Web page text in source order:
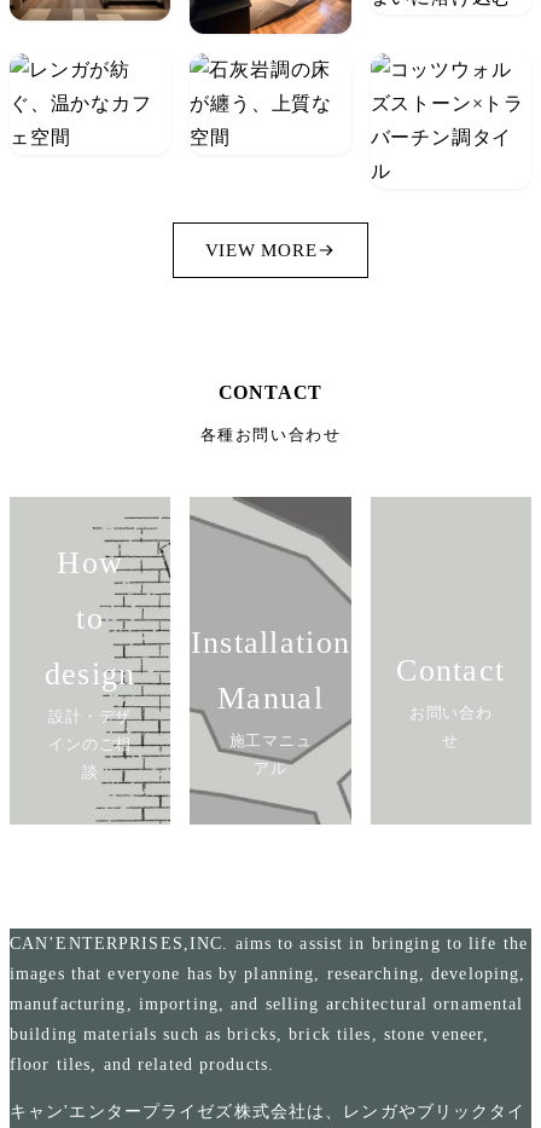
VIEW MORE
CONTACT
各種お問い合わせ
How
to
design
設計・デザ
インのご相
談
Installation
Manual
施工マニュ
アル
Contact
お問い合わ
せ
CAN’ENTERPRISES,INC. aims to assist in bringing to life the
images that everyone has by planning, researching, developing,
manufacturing, importing, and selling architectural ornamental
building materials such as bricks, brick tiles, stone veneer,
floor tiles, and related products.
キャン'エンタープライゼズ株式会社は、レンガやブリックタイ